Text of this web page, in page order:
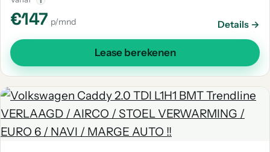
€147 p/mnd Details →
Lease berekenen